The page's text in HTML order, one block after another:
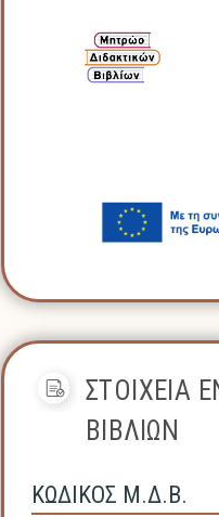
ΣΤΟΙΧΕΙΑ
ΒΙΒΛΙΩΝ
ΚΩΔΙΚΟΣ Μ.Δ.Β.